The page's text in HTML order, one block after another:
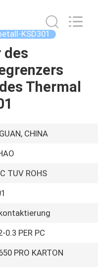
KSD301
des
Thermal
CHINA
TUV ROHS
0.3 PER PC
PRO KARTON